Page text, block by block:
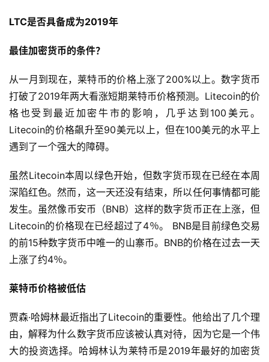
LTC是否具备成为2019年
最佳加密货币的条件？
从一月到现在，莱特币的价格上涨了200%以上。数字货币
打破了2019年两大看涨短期莱特币价格预测。Litecoin的价
格也受到最近加密牛市的影响，几乎达到100美元。
Litecoin的价格飙升至90美元以上，但在100美元的水平上
遇到了一个强大的障碍。
虽然Litecoin本周以绿色开始，但数字货币现在已经在本周
深陷红色。然而，这一天还没有结束，所以任何事情都可能
发生。虽然像币安币（BNB）这样的数字货币正在上涨，但
Litecoin的价格现在已经超过了4％。 BNB是目前绿色交易
的前15种数字货币中唯一的山寨币。BNB的价格在过去一天
上涨了约4％。
莱特币价格被低估
贾森·哈姆林最近指出了Litecoin的重要性。他给出了几个理
由，解释为什么数字货币应该被认真对待，因为它是一个伟
大的投资选择。哈姆林认为莱特币是2019年最好的加密货